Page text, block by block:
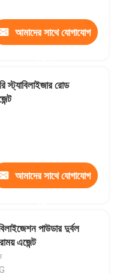
আমাদের সাথে যোগাযোগ
স্ট্যাবিলাইজার রোড
আমাদের সাথে যোগাযোগ
পাউডার দুর্বল
এজেন্ট